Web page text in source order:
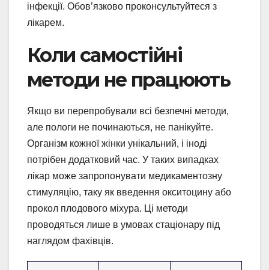
інфекції. Обов’язково проконсультуйтеся з
лікарем.
Коли самостійні
методи не працюють
Якщо ви перепробували всі безпечні методи,
але пологи не починаються, не панікуйте.
Організм кожної жінки унікальний, і іноді
потрібен додатковий час. У таких випадках
лікар може запропонувати медикаментозну
стимуляцію, таку як введення окситоцину або
прокол плодового міхура. Ці методи
проводяться лише в умовах стаціонару під
наглядом фахівців.